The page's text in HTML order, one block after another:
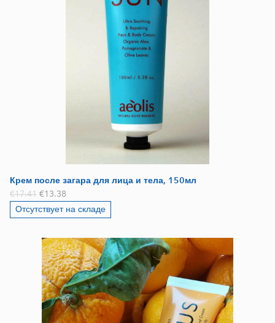
Крем после загара для лица и тела, 150мл
€17.41 €13.38
Отсутствует на складе